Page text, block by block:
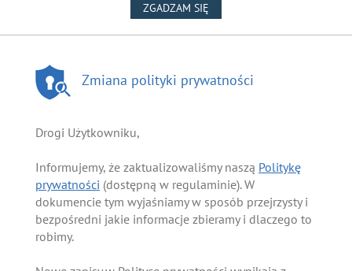
ZGADZAM SIĘ
Zmiana polityki prywatności
Drogi Użytkowniku,
Informujemy, że zaktualizowaliśmy naszą Politykę
prywatności (dostępną w regulaminie). W
dokumencie tym wyjaśniamy w sposób przejrzysty i
bezpośredni jakie informacje zbieramy i dlaczego to
robimy.